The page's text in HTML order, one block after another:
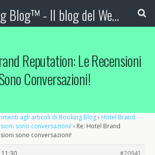
Booking Blog™ - Il blog del Web Marketing Turistico
Reputation: Le Recensioni
Conversazioni!
agli articoli di Booking Blog› Hotel Brand
sono conversazioni! › Re: Hotel Brand
sono conversazioni!
#20941